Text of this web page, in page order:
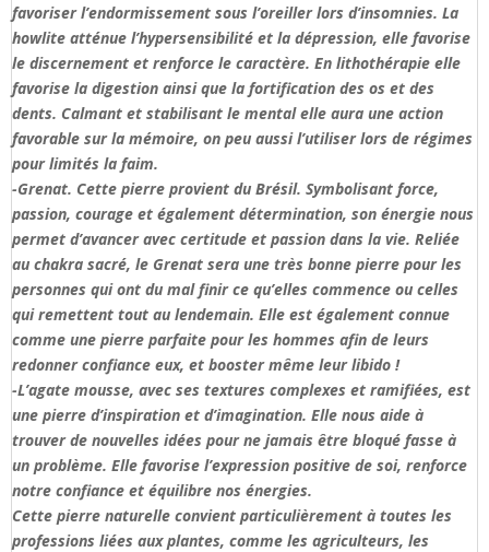
favoriser l’endormissement sous l’oreiller lors d’insomnies. La
howlite atténue l’hypersensibilité et la dépression, elle favorise
le discernement et renforce le caractère. En lithothérapie elle
favorise la digestion ainsi que la fortification des os et des
dents. Calmant et stabilisant le mental elle aura une action
favorable sur la mémoire, on peu aussi l’utiliser lors de régimes
pour limités la faim.
-Grenat. Cette pierre provient du Brésil. Symbolisant force,
passion, courage et également détermination, son énergie nous
permet d’avancer avec certitude et passion dans la vie. Reliée
au chakra sacré, le Grenat sera une très bonne pierre pour les
personnes qui ont du mal finir ce qu’elles commence ou celles
qui remettent tout au lendemain. Elle est également connue
comme une pierre parfaite pour les hommes afin de leurs
redonner confiance eux, et booster même leur libido !
-L’agate mousse, avec ses textures complexes et ramifiées, est
une pierre d’inspiration et d’imagination. Elle nous aide à
trouver de nouvelles idées pour ne jamais être bloqué fasse à
un problème. Elle favorise l’expression positive de soi, renforce
notre confiance et équilibre nos énergies.
Cette pierre naturelle convient particulièrement à toutes les
professions liées aux plantes, comme les agriculteurs, les